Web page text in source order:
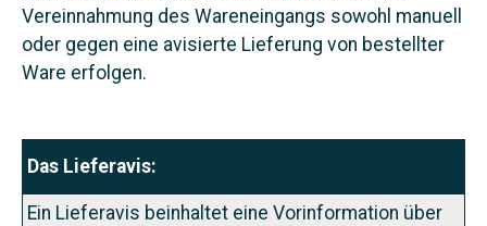
Vereinnahmung des Wareneingangs sowohl manuell
oder gegen eine avisierte Lieferung von bestellter
Ware erfolgen.
Das Lieferavis:
Ein Lieferavis beinhaltet eine Vorinformation über